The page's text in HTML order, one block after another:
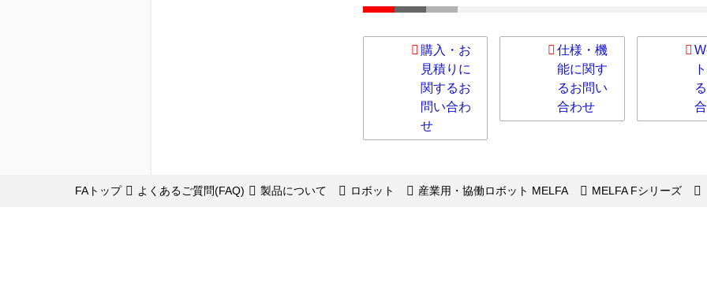
購入・お
見積りに
関するお
問い合わ
せ
仕様・機
能に関す
るお問い
合わせ
FAトップ よくあるご質問(FAQ) 製品について ロボット 産業用・協働ロボット MELFA MELFA Fシリーズ